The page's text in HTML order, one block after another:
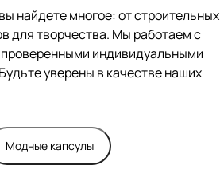
найдете многое: от строительных
для творчества. Мы работаем с
индивидуальными
уверены в качестве наших
Модные капсулы